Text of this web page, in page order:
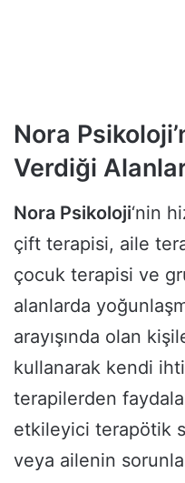
Nora
Verdiği
Nora Psikoloji‘nin
çift terapisi, aile
çocuk terapisi ve
alanlarda
arayışında olan
kullanarak kendi
terapilerden
etkileyici terapötik
veya ailenin